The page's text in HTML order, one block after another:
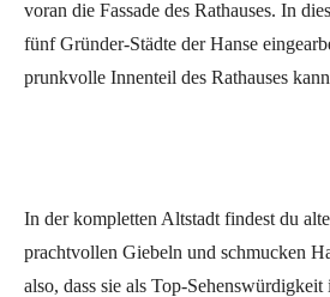
voran die Fassade des Rathauses. In
fünf Gründer-Städte der Hanse
prunkvolle Innenteil des Rathauses
In der kompletten Altstadt findest du
prachtvollen Giebeln und schmucken
also, dass sie als Top-